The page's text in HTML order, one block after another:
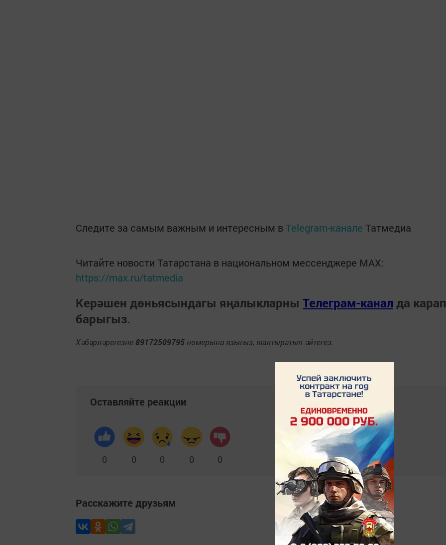
Следите за самым важным и интересным в Telegram-канале Татмедиа
Читайте новости Татарстана в национальном мессенджере MАХ:
https://max.ru/tatmedia
Керәшен дөньясындагы яңалыкларны Телеграм-канал да карап
барыгыз.
Хәбәрләрегезне 89172509795 номерына языгыз, шалтыратып әйтегез.
Оставляйте реакции
0 0 0 0 0
Расскажите друзьям